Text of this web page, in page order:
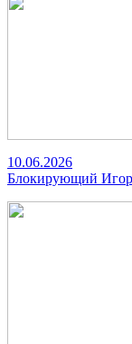
10.06.2026
Блокирующий